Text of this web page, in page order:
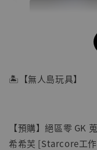
🏝【無人島玩具】
【預購】絕區零 GK
希希芙 [Starcore工